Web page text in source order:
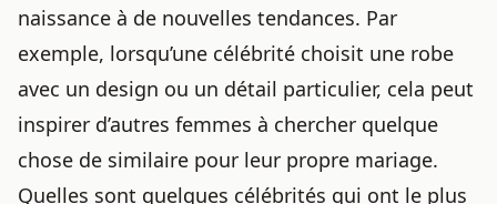
naissance à de nouvelles tendances. Par
exemple, lorsqu’une célébrité choisit une robe
avec un design ou un détail particulier, cela peut
inspirer d’autres femmes à chercher quelque
chose de similaire pour leur propre mariage.
Quelles sont quelques célébrités qui ont le plus